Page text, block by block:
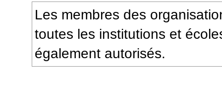
Les membres des
toutes les institutions et
également autorisés.